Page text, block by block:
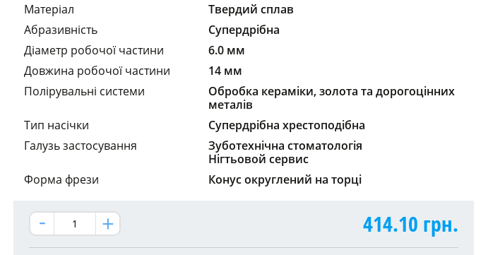
Матеріал
Твердий сплав
Абразивність
Супердрібна
Діаметр робочої частини
6.0 мм
Довжина робочої частини
14 мм
Полірувальні системи
Обробка кераміки, золота та дорогоцінних
металів
Тип насічки
Супердрібна хрестоподібна
Галузь застосування
Зуботехнічна стоматологія
Нігтьовой сервис
Форма фрези
Конус округлений на торці
414.10 грн.